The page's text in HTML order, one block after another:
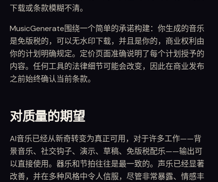
下载或条款模糊不清。
MusicGenerate围绕一个简单的承诺构建：你生成的音乐
是免版税的，可以无水印下载，并且是你的，商业权利由
你的计划明确规定。定价页面准确说明了每个计划授予的
内容。任何工具的法律细节可能会改变，因此在商业发布
之前始终确认当前条款。
对质量的期望
AI音乐已经从新奇转变为真正可用，对于许多工作——背
景音乐、社交钩子、演示、草稿、免版税配乐——输出可
以直接使用。器乐和节拍往往是最一致的。声乐已经显著
改善，并在多种风格中令人信服，尽管非常暴露、情感丰